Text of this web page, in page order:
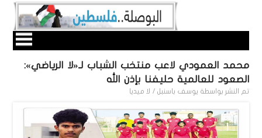
محمد العمودي لاعب منتخب الشباب لـ«لا الرياضي»:
الصعود للعالمية حليفنا بإذن الله
تم النشر بواسطة يوسف باسنبل / لا ميديا